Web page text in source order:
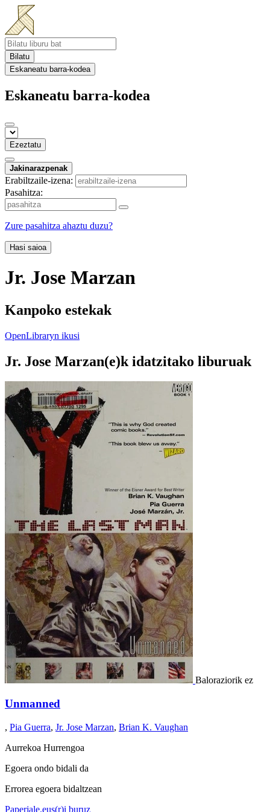
Bilatu
Eskaneatu barra-kodea
Eskaneatu barra-kodea
Ezeztatu
Jakinarazpenak
Erabiltzaile-izena:
Pasahitza:
Zure pasahitza ahaztu duzu?
Hasi saioa
Jr. Jose Marzan
Kanpoko estekak
OpenLibraryn ikusi
Jr. Jose Marzan(e)k idatzitako liburuak
Baloraziorik ez
Unmanned
, Pia Guerra, Jr. Jose Marzan, Brian K. Vaughan
Aurrekoa Hurrengoa
Egoera ondo bidali da
Errorea egoera bidaltzean
Paperjale.eus(r)i buruz